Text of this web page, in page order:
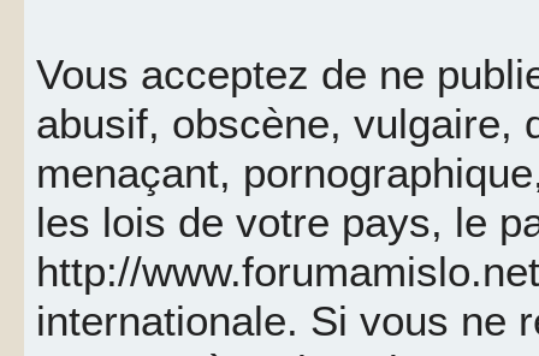
Vous acceptez de ne
abusif, obscène, vulgaire,
menaçant,
les lois de votre pays, le
http://
internationale. Si vous ne